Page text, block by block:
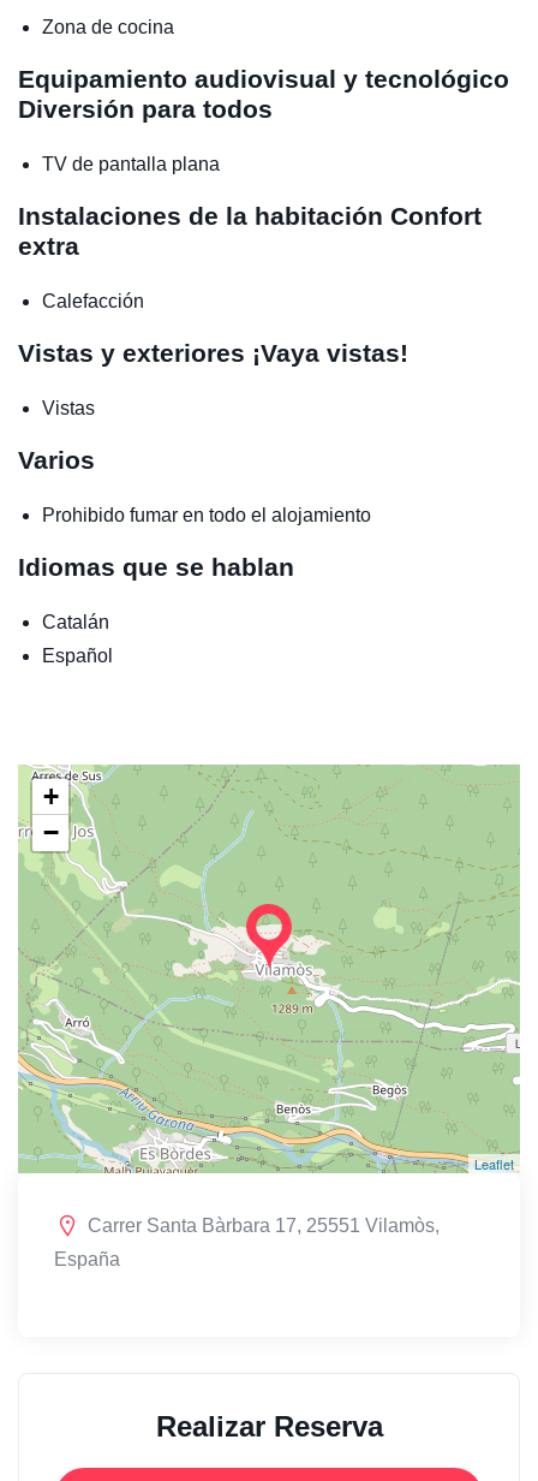
Zona de cocina
Equipamiento audiovisual y tecnológico
Diversión para todos
TV de pantalla plana
Instalaciones de la habitación Confort
extra
Calefacción
Vistas y exteriores ¡Vaya vistas!
Vistas
Varios
Prohibido fumar en todo el alojamiento
Idiomas que se hablan
Catalán
Español
+
−
Leaflet
Carrer Santa Bàrbara 17, 25551 Vilamòs,
España
Realizar Reserva